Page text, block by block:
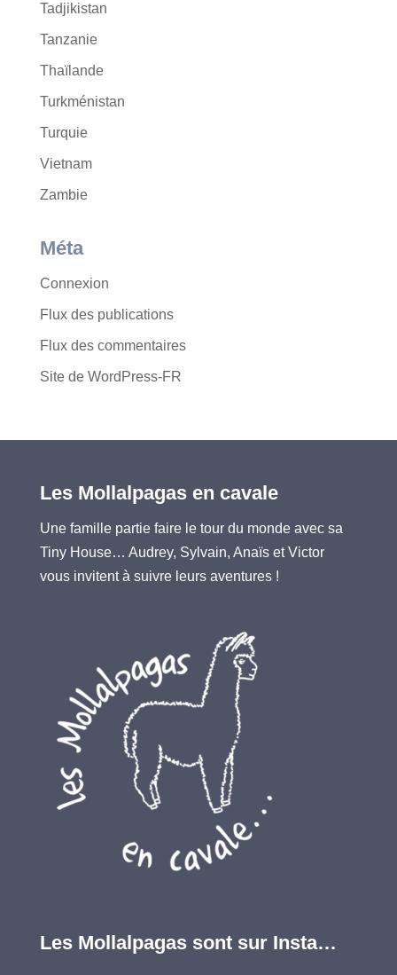
Tadjikistan
Tanzanie
Thaïlande
Turkménistan
Turquie
Vietnam
Zambie
Méta
Connexion
Flux des publications
Flux des commentaires
Site de WordPress-FR
Les Mollalpagas en cavale
Une famille partie faire le tour du monde avec sa
Tiny House… Audrey, Sylvain, Anaïs et Victor
vous invitent à suivre leurs aventures !
Les Mollalpagas sont sur Insta…